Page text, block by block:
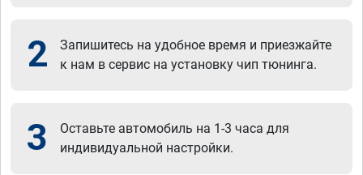
2
Запишитесь на удобное время и приезжайте
к нам в сервис на установку чип тюнинга.
3
Оставьте автомобиль на 1-3 часа для
индивидуальной настройки.